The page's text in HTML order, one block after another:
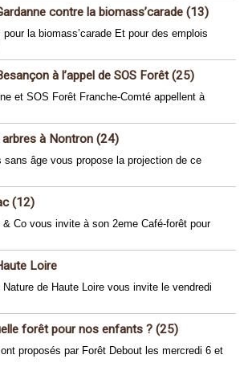
contre la biomass’carade (13)
la biomass’carade Et pour des emplois
à l’appel de SOS Forêt (25)
et SOS Forêt Franche-Comté appellent à
arbres à Nontron (24)
sans âge vous propose la projection de ce
(12)
& Co vous invite à son 2eme Café-forêt pour
Loire
Nature de Haute Loire vous invite le vendredi
forêt pour nos enfants ? (25)
proposés par Forêt Debout les mercredi 6 et